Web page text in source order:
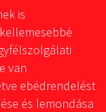
is
van
ebédrendelést
és lemondása